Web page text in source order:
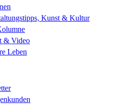
Kunst & Kultur
& Video
Leben